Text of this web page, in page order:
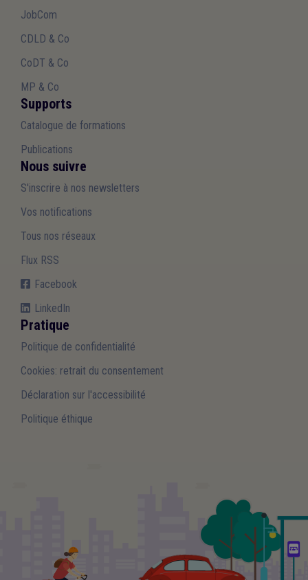
JobCom
CDLD & Co
CoDT & Co
MP & Co
Supports
Catalogue de formations
Publications
Nous suivre
S'inscrire à nos newsletters
Vos notifications
Tous nos réseaux
Flux RSS
Facebook
LinkedIn
Pratique
Politique de confidentialité
Cookies: retrait du consentement
Déclaration sur l'accessibilité
Politique éthique